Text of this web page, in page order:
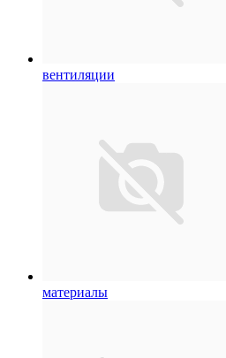
вентиляции
материалы